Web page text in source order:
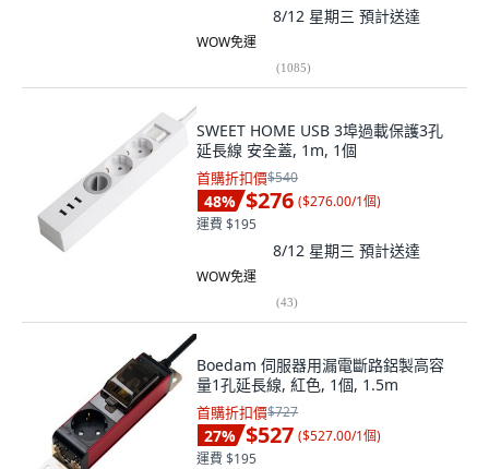
8/12 星期三 預計送達
WOW免運
(1085)
SWEET HOME USB 3埠過載保護3孔
延長線 安全蓋, 1m, 1個
首購折扣價$540
48% $276 ($276.00/1個)
運費 $195
8/12 星期三 預計送達
WOW免運
(43)
Boedam 伺服器用漏電斷路鋁製高容
量1孔延長線, 紅色, 1個, 1.5m
首購折扣價$727
27% $527 ($527.00/1個)
運費 $195